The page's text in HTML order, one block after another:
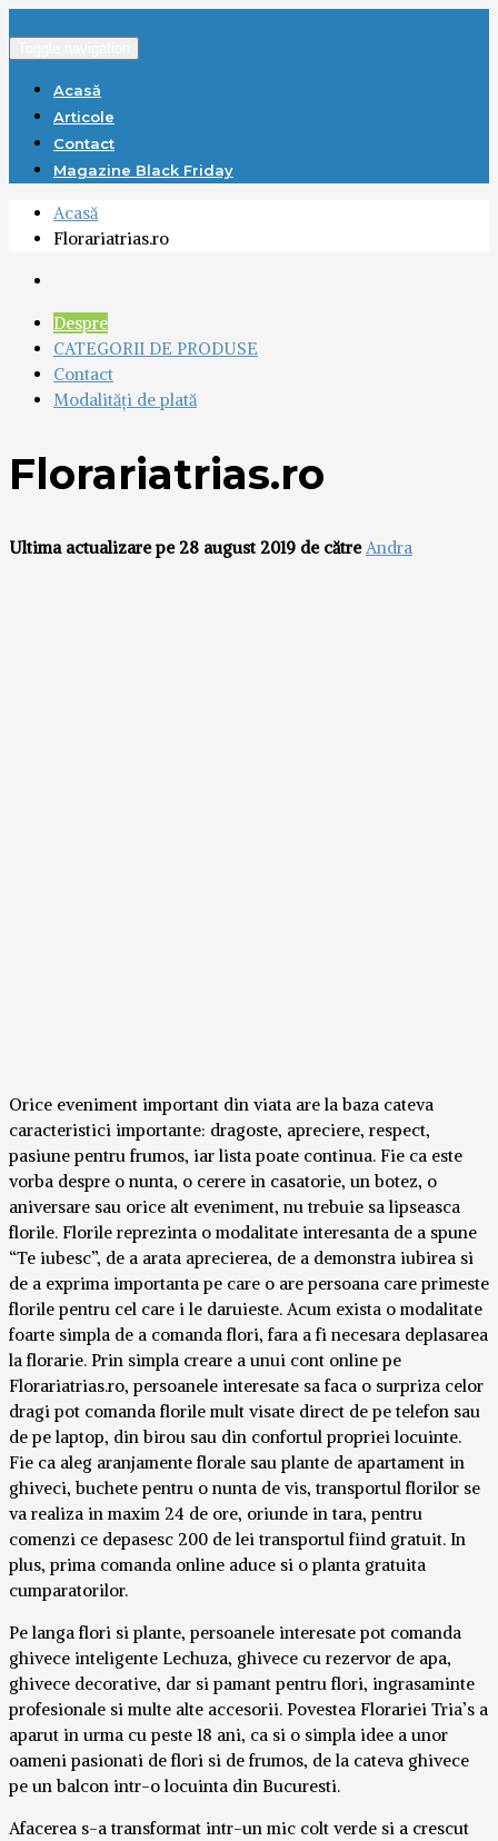
Acasă
Articole
Contact
Magazine Black Friday
Acasă
Florariatrias.ro
Despre
CATEGORII DE PRODUSE
Contact
Modalități de plată
Florariatrias.ro
Ultima actualizare pe 28 august 2019 de către Andra
Orice eveniment important din viata are la baza cateva
caracteristici importante: dragoste, apreciere, respect,
pasiune pentru frumos, iar lista poate continua. Fie ca este
vorba despre o nunta, o cerere in casatorie, un botez, o
aniversare sau orice alt eveniment, nu trebuie sa lipseasca
florile. Florile reprezinta o modalitate interesanta de a spune
“Te iubesc”, de a arata aprecierea, de a demonstra iubirea si
de a exprima importanta pe care o are persoana care primeste
florile pentru cel care i le daruieste. Acum exista o modalitate
foarte simpla de a comanda flori, fara a fi necesara deplasarea
la florarie. Prin simpla creare a unui cont online pe
Florariatrias.ro, persoanele interesate sa faca o surpriza celor
dragi pot comanda florile mult visate direct de pe telefon sau
de pe laptop, din birou sau din confortul propriei locuinte.
Fie ca aleg aranjamente florale sau plante de apartament in
ghiveci, buchete pentru o nunta de vis, transportul florilor se
va realiza in maxim 24 de ore, oriunde in tara, pentru
comenzi ce depasesc 200 de lei transportul fiind gratuit. In
plus, prima comanda online aduce si o planta gratuita
cumparatorilor.
Pe langa flori si plante, persoanele interesate pot comanda
ghivece inteligente Lechuza, ghivece cu rezervor de apa,
ghivece decorative, dar si pamant pentru flori, ingrasaminte
profesionale si multe alte accesorii. Povestea Florariei Tria’s a
aparut in urma cu peste 18 ani, ca si o simpla idee a unor
oameni pasionati de flori si de frumos, de la cateva ghivece
pe un balcon intr-o locuinta din Bucuresti.
Afacerea s-a transformat intr-un mic colt verde si a crescut